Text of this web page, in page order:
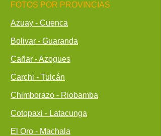
FOTOS POR PROVINCIAS
Azuay - Cuenca
Bolivar - Guaranda
Cañar - Azogues
Carchi - Tulcán
Chimborazo - Riobamba
Cotopaxi - Latacunga
El Oro - Machala